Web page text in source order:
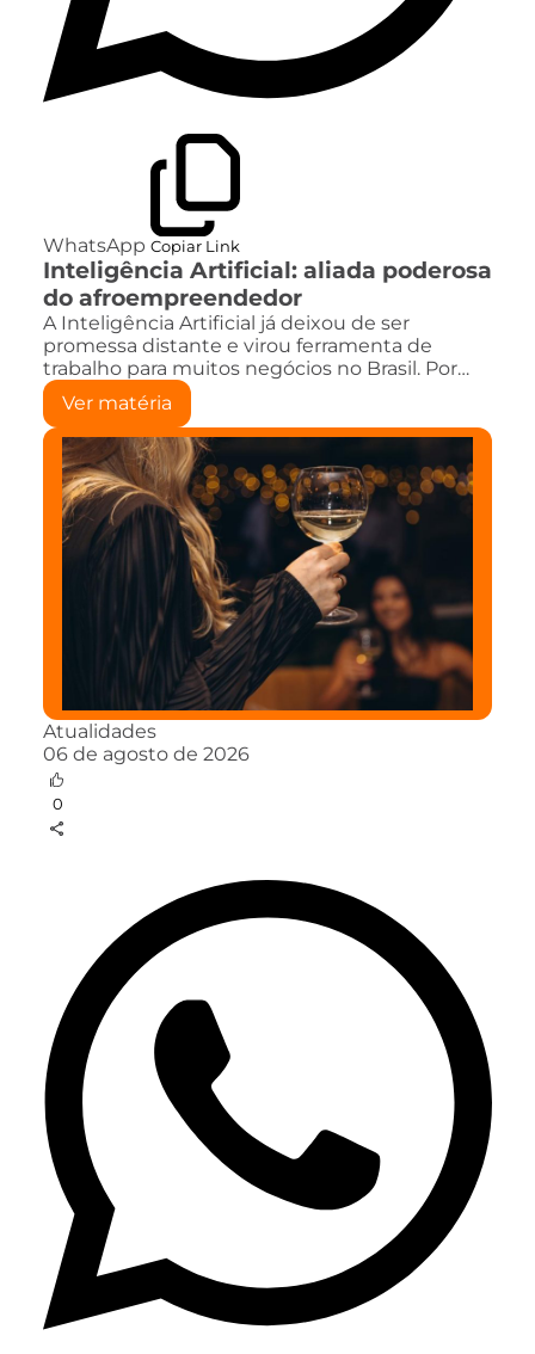
WhatsApp Copiar Link
Inteligência Artificial: aliada poderosa
do afroempreendedor
A Inteligência Artificial já deixou de ser
promessa distante e virou ferramenta de
trabalho para muitos negócios no Brasil. Por…
Ver matéria
Atualidades
06 de agosto de 2026
0